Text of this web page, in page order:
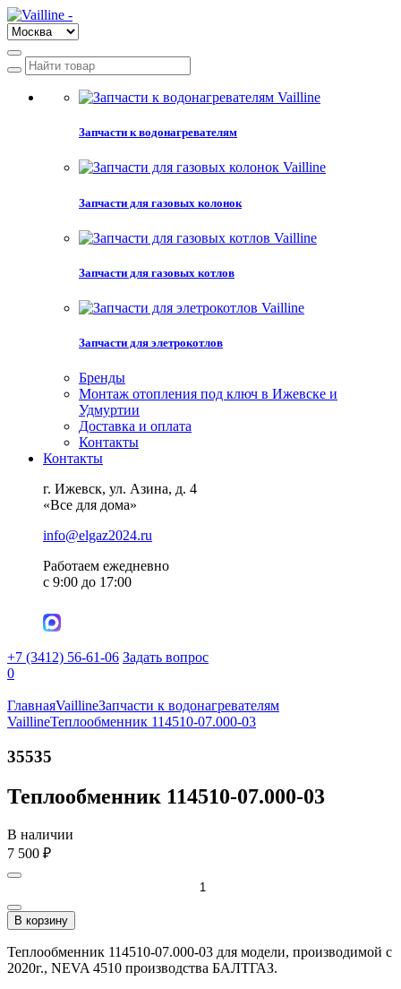
Запчасти к водонагревателям
Запчасти для газовых колонок
Запчасти для газовых котлов
Запчасти для элетрокотлов
Бренды
Монтаж отопления под ключ в Ижевске и
Удмуртии
Доставка и оплата
Контакты
Контакты
г. Ижевск, ул. Азина, д. 4
«Все для дома»
info@elgaz2024.ru
Работаем eжедневно
с 9:00 до 17:00
+7 (3412) 56-61-06 Задать вопрос
0
ГлавнаяVaillineЗапчасти к водонагревателям
VaillineТеплообменник 114510-07.000-03
35535
Теплообменник 114510-07.000-03
В наличии
7 500 ₽
В корзину
Теплообменник 114510-07.000-03 для модели, производимой с
2020г., NEVA 4510 производства БАЛТГАЗ.